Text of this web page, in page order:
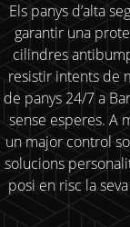
Els panys d’alta
garantir una
cilindres
resistir intents de
de panys 24/7 a
sense esperes. A
un major control
solucions
posi en risc la